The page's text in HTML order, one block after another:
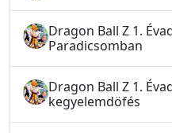
Dragon Ball Z 1.
Paradicsomban
Dragon Ball Z 1.
kegyelemdöfés